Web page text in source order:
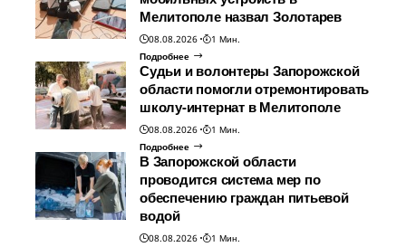
Мелитополе назвал Золотарев
08.08.2026
1 Мин.
Подробнее
Судьи и волонтеры Запорожской
области помогли отремонтировать
школу-интернат в Мелитополе
08.08.2026
1 Мин.
Подробнее
В Запорожской области
проводится система мер по
обеспечению граждан питьевой
водой
08.08.2026
1 Мин.